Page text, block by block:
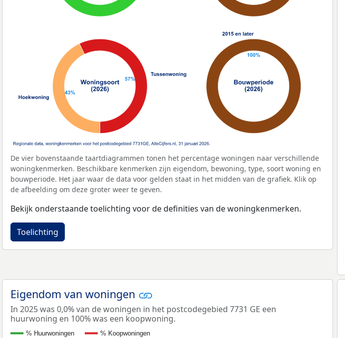
De vier bovenstaande taartdiagrammen tonen het percentage woningen naar verschillende
woningkenmerken. Beschikbare kenmerken zijn eigendom, bewoning, type, soort woning en
bouwperiode. Het jaar waar de data voor gelden staat in het midden van de grafiek. Klik op
de afbeelding om deze groter weer te geven.
Bekijk onderstaande toelichting voor de definities van de woningkenmerken.
Toelichting
Eigendom van woningen
In 2025 was 0,0% van de woningen in het postcodegebied 7731 GE een
huurwoning en 100% was een koopwoning.
% Huurwoningen % Koopwoningen